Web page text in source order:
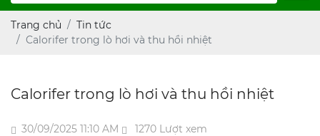
Trang chủ
Tin tức
Calorifer trong lò hơi và thu hồi nhiệt
Calorifer trong lò hơi và thu hồi nhiệt
30/09/2025 11:10 AM 1270 Lượt xem